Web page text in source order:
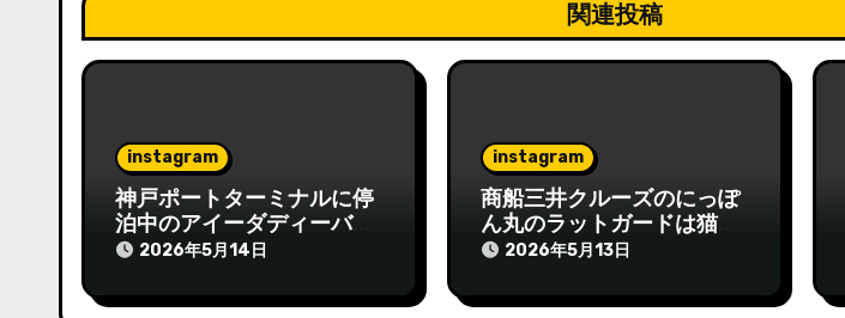
ョ
ン
関連投稿
instagram
神戸ポートターミナルに停
泊中のアイーダディーバ
#aidadiva #cruiselover
#cruise
2026年5月14日
instagram
商船三井クルーズのにっぽ
ん丸のラットガードは猫な
ど色々なイラストがペイン
りましたねラットガードも
2026年5月13日